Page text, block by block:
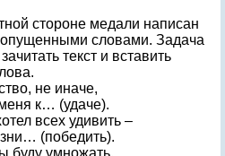
стороне медали написан
словами. Задача
текст и вставить
не иначе,
к… (удаче).
всех удивить –
(победить).
буду умножать,